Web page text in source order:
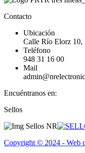
Contacto
Ubicación
Calle Río Elorz 10,
Teléfono
948 31 16 00
Mail
Encuéntranos en:
Facebook
opens
new
Linkedin
opens
new
Instagram
opens
new
Sellos
Copyright © 2024 - Web